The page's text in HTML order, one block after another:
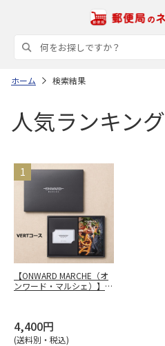
ホーム 検索結果
人気ランキング
【ONWARD MARCHE（オ
ンワード・マルシェ）】
4,400円
(送料別・税込)